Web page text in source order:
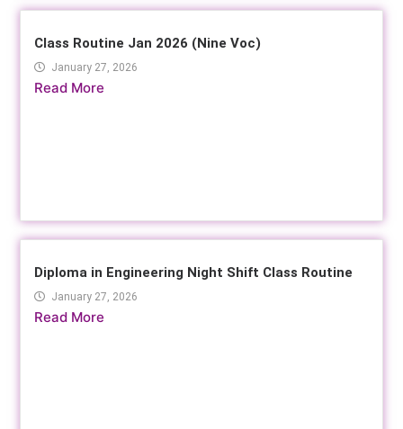
Class Routine Jan 2026 (Nine Voc)
January 27, 2026
Read More
Diploma in Engineering Night Shift Class Routine
January 27, 2026
Read More